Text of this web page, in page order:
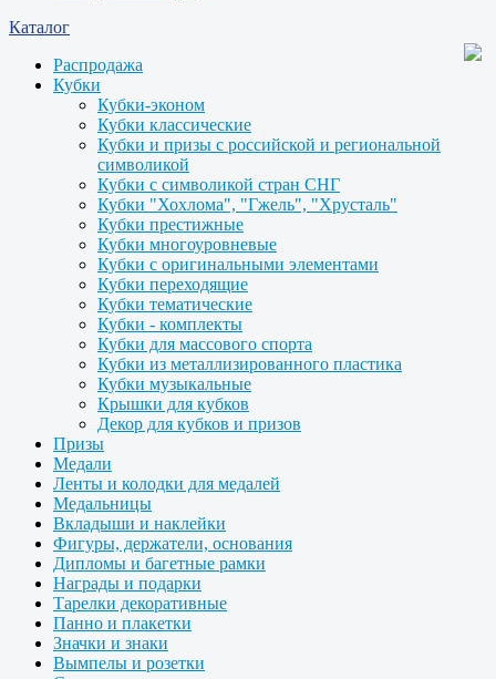
Каталог
Распродажа
Кубки
Кубки-эконом
Кубки классические
Кубки и призы с российской и региональной
символикой
Кубки с символикой стран СНГ
Кубки "Хохлома", "Гжель", "Хрусталь"
Кубки престижные
Кубки многоуровневые
Кубки с оригинальными элементами
Кубки переходящие
Кубки тематические
Кубки - комплекты
Кубки для массового спорта
Кубки из металлизированного пластика
Кубки музыкальные
Крышки для кубков
Декор для кубков и призов
Призы
Медали
Ленты и колодки для медалей
Медальницы
Вкладыши и наклейки
Фигуры, держатели, основания
Дипломы и багетные рамки
Награды и подарки
Тарелки декоративные
Панно и плакетки
Значки и знаки
Вымпелы и розетки